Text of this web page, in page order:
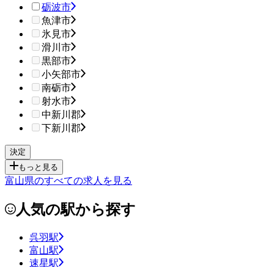
砺波市
魚津市
氷見市
滑川市
黒部市
小矢部市
南砺市
射水市
中新川郡
下新川郡
もっと見る
富山県のすべての求人を見る
人気の駅から探す
呉羽駅
富山駅
速星駅